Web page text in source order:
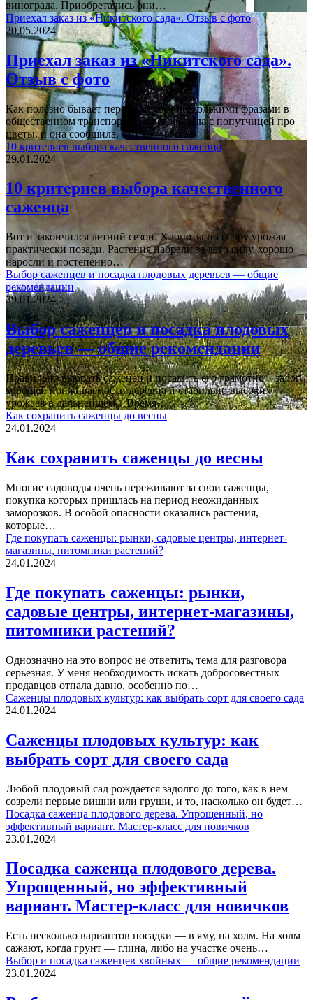
винограда. Приобретались они…
Приехал заказ из «Никитского сада». Отзыв с фото
20.05.2024
Приехал заказ из «Никитского сада».
Отзыв с фото
Как полезно бывает переброситься несколькими фразами в
общественном транспорте! Переговорила с попутчицей про
цветы, и она сообщила, что заказы с…
10 критериев выбора качественного саженца
29.01.2024
10 критериев выбора качественного
саженца
Вот и закончился летний сезон. Хлопоты по сбору урожая
практически позади. Растения набрали за лето силу, хорошо
наросли и постепенно…
Выбор саженцев и посадка плодовых деревьев — общие
рекомендации
29.01.2024
Выбор саженцев и посадка плодовых
деревьев — общие рекомендации
Правильно выбрать саженец и посадить его грамотно – залог
хорошей приживаемости деревца и стабильно высоких
урожаев в дальнейшем. Время…
Как сохранить саженцы до весны
24.01.2024
Как сохранить саженцы до весны
Многие садоводы очень переживают за свои саженцы,
покупка которых пришлась на период неожиданных
заморозков. В особой опасности оказались растения,
которые…
Где покупать саженцы: рынки, садовые центры, интернет-
магазины, питомники растений?
24.01.2024
Где покупать саженцы: рынки,
садовые центры, интернет-магазины,
питомники растений?
Однозначно на это вопрос не ответить, тема для разговора
серьезная. У меня необходимость искать добросовестных
продавцов отпала давно, особенно по…
Саженцы плодовых культур: как выбрать сорт для своего сада
24.01.2024
Саженцы плодовых культур: как
выбрать сорт для своего сада
Любой плодовый сад рождается задолго до того, как в нем
созрели первые вишни или груши, и то, насколько он будет…
Посадка саженца плодового дерева. Упрощенный, но
эффективный вариант. Мастер-класс для новичков
23.01.2024
Посадка саженца плодового дерева.
Упрощенный, но эффективный
вариант. Мастер-класс для новичков
Есть несколько вариантов посадки — в яму, на холм. На холм
сажают, когда грунт — глина, либо на участке очень…
Выбор и посадка саженцев хвойных — общие рекомендации
23.01.2024